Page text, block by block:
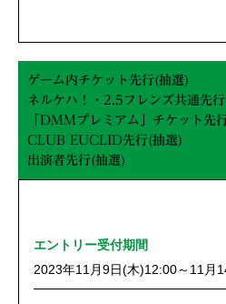
ゲーム内チケット先行(抽選)
ネルケハ！・2.5フレンズ共通先
「DMMプレミアム」チケット先
CLUB EUCLID先行(抽選)
出演者先行(抽選)
エントリー受付期間
2023年11月9日(木)12:00～11月